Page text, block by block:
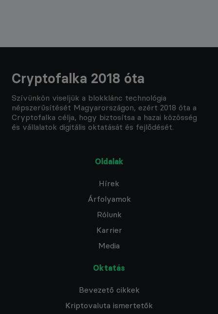
Cryptofalka 2018 óta
Szívünkön viseljük a blokklánc technológia
népszerűsítését Magyarországon, ezért 2018 óta a
Cryptofalka célja, hogy biztosítsa a hazai közösség
és vállalatok digitális oktatását és fejlődését.
Oldalak
Hírek
Árfolyamok
Rólunk
Karrier
Media
Oktatás
Bevezető cikkek
Kriptovaluta ismertetők